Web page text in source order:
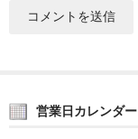
営業日カレンダー